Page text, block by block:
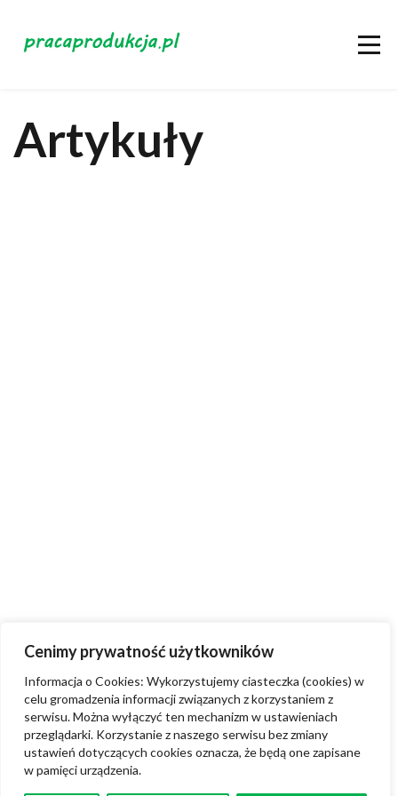
Cenimy prywatność użytkowników
Informacja o Cookies: Wykorzystujemy ciasteczka (cookies) w
celu gromadzenia informacji związanych z korzystaniem z
serwisu. Można wyłączyć ten mechanizm w ustawieniach
przeglądarki. Korzystanie z naszego serwisu bez zmiany
ustawień dotyczących cookies oznacza, że będą one zapisane
w pamięci urządzenia.
Artykuły